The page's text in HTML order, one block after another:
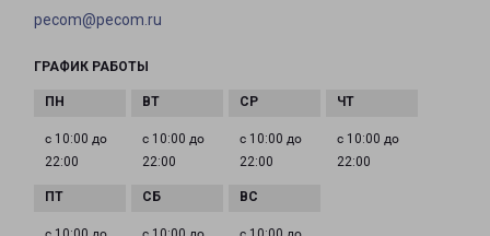
pecom@pecom.ru
ГРАФИК РАБОТЫ
с 10:00 до
22:00
с 10:00 до
22:00
с 10:00 до
22:00
с 10:00 до
22:00